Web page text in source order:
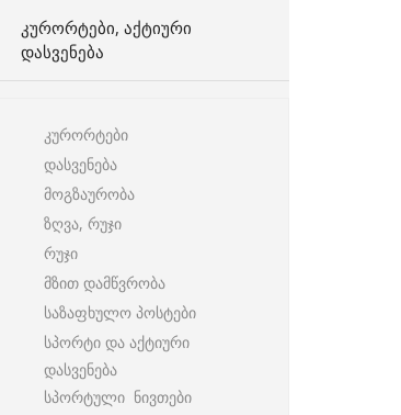
ᲙᲣᲠᲝᲠᲢᲔᲑᲘ, ᲐᲥᲢᲘᲣᲠᲘ
ᲓᲐᲡᲕᲔᲜᲔᲑᲐ
კურორტები
დასვენება
მოგზაურობა
ზღვა, რუჯი
რუჯი
მზით დამწვრობა
საზაფხულო პოსტები
სპორტი და აქტიური
დასვენება
სპორტული ნივთები